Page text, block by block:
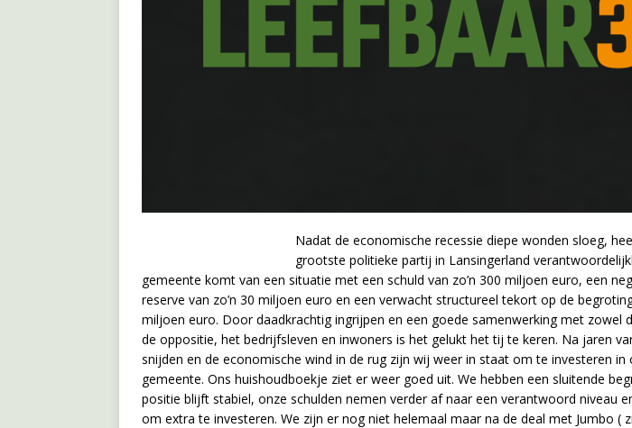
Nadat de economische recessie diepe wonden sloeg,
grootste politieke partij in Lansingerland
gemeente komt van een situatie met een schuld van zo’n 300 miljoen euro, een
reserve van zo’n 30 miljoen euro en een verwacht structureel tekort op de
miljoen euro. Door daadkrachtig ingrijpen en een goede samenwerking met zowel
de oppositie, het bedrijfsleven en inwoners is het gelukt het tij te keren. Na jaren
snijden en de economische wind in de rug zijn wij weer in staat om te investeren in
gemeente. Ons huishoudboekje ziet er weer goed uit. We hebben een sluitende
positie blijft stabiel, onze schulden nemen verder af naar een verantwoord niveau
om extra te investeren. We zijn er nog niet helemaal maar na de deal met Jumbo (